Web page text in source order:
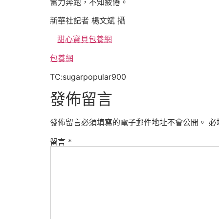
新華社記者 楊文斌 攝
甜心寶貝包養網
包養網
TC:sugarpopular900
發佈留言
發佈留言必須填寫的電子郵件地址不會公開。 必
留言 *